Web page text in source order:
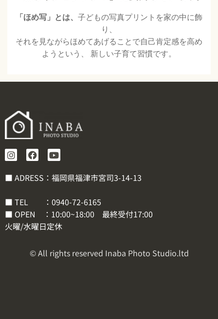
「ほめ写」とは、 子どもの写真プリントを家の中に飾
り、
それを見ながらほめてあげることで自己肯定感を高め
ようという、 新しい子育て習慣です。
■ ADRESS：福岡県福津市宮司3-14-13
■ TEL ： 0940-72-6165
■ OPEN ：10:00~18:00 最終受付17:00
火曜/水曜日定休
© All rights reserved Inaba Photo Studio.ltd